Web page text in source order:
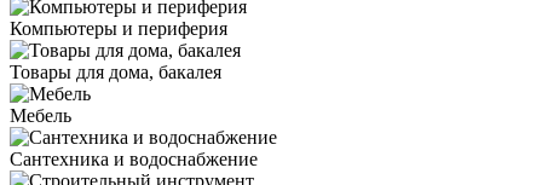
Компьютеры и периферия
Товары для дома, бакалея
Мебель
Сантехника и водоснабжение